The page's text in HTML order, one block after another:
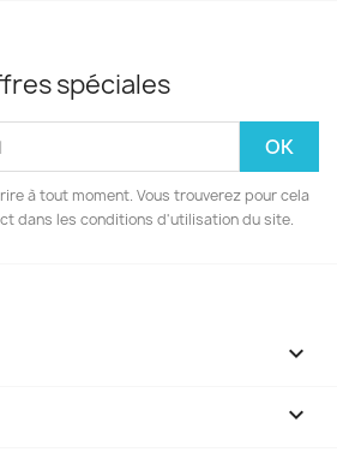
spéciales
à tout moment. Vous trouverez pour cela
dans les conditions d'utilisation du site.

